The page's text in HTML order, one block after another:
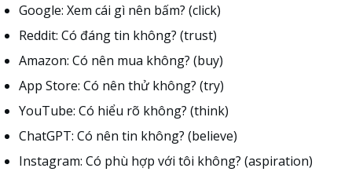
Google: Xem cái gì nên bấm? (click)
Reddit: Có đáng tin không? (trust)
Amazon: Có nên mua không? (buy)
App Store: Có nên thử không? (try)
YouTube: Có hiểu rõ không? (think)
ChatGPT: Có nên tin không? (believe)
Instagram: Có phù hợp với tôi không? (aspiration)